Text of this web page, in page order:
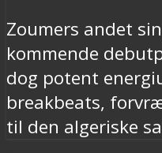
Zoumers andet
kommende
dog potent
breakbeats,
til den algeriske